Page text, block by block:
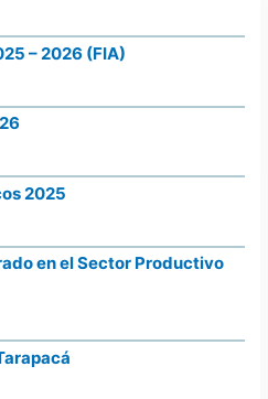
– 2026 (FIA)
2025
en el Sector Productivo